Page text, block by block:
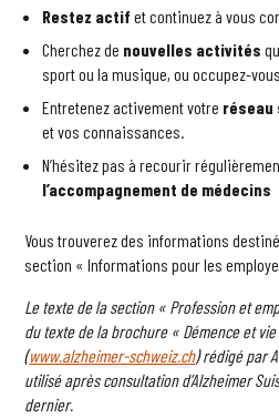
Restez actif et continuez à vous
Cherchez de nouvelles activités
sport ou la musique, ou occupez-
Entretenez activement votre réseau
et vos connaissances.
N’hésitez pas à recourir
l’accompagnement de médecins
Vous trouverez des informations
section « Informations pour les
Le texte de la section « Profession et
du texte de la brochure « Démence et
(www.alzheimer-schweiz.ch) rédigé par
utilisé après consultation d’Alzheimer
dernier.